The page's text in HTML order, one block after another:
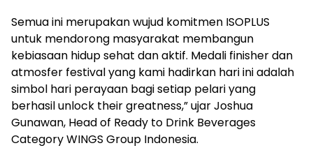
Semua ini merupakan wujud komitmen ISOPLUS
untuk mendorong masyarakat membangun
kebiasaan hidup sehat dan aktif. Medali finisher dan
atmosfer festival yang kami hadirkan hari ini adalah
simbol hari perayaan bagi setiap pelari yang
berhasil unlock their greatness,” ujar Joshua
Gunawan, Head of Ready to Drink Beverages
Category WINGS Group Indonesia.